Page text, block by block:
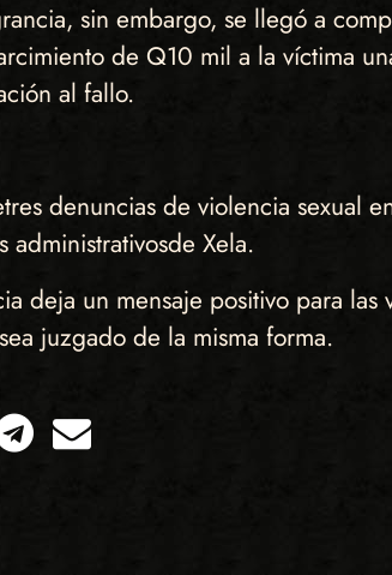
sin embargo, se llegó a
de Q10 mil a la víctima
al fallo.
denuncias de violencia sexual
Xela.
deja un mensaje positivo para
juzgado de la misma forma.
TelegramCorreo